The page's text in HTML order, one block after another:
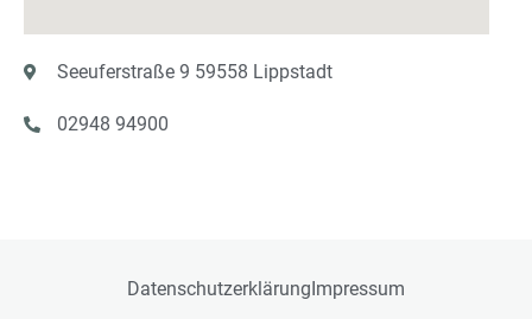
Seeuferstraße 9 59558 Lippstadt
02948 94900
DatenschutzerklärungImpressum